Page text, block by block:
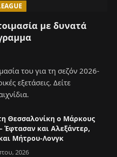
με δυνατά
του για τη σεζόν 2026-
εξετάσεις. Δείτε
Θεσσαλονίκη ο Μάρκους
Έφτασαν και Αλεξάντερ,
Μήτρου-Λονγκ
2026